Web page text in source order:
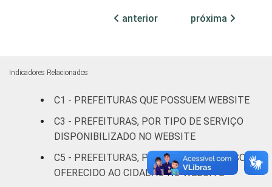
100 mil
Mais de
habitantes
Fonte: CGI.br/NIC.br, Centro Regional de
Estudos para o Desenvolvimento da
anterior próxima
Indicadores Relacionados
C1 - PREFEITURAS QUE POSSUEM WEBSITE
C3 - PREFEITURAS, POR TIPO DE SERVIÇO
DISPONIBILIZADO NO WEBSITE
C5 - PREFEITURAS, POR TIPO DE RECURSO
OFERECIDO AO CIDADÃO NO WEBSITE